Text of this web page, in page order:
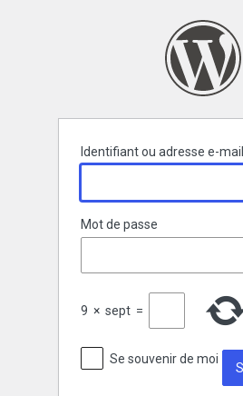
Identifiant ou adresse e-mail
Mot de passe
9 × sept =
Se souvenir de moi